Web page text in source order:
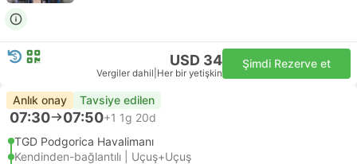
USD 34
Vergiler dahil Her bir yetişkin
Şimdi Rezerve et
Anlık onay Tavsiye edilen
07:30 07:50+1 1g 20d
TGD Podgorica Havalimanı
Kendinden-bağlantılı | Uçuş+Uçuş